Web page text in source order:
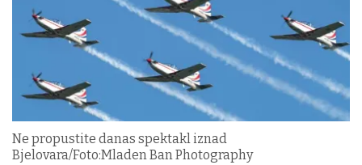
Ne propustite danas spektakl iznad
Bjelovara/Foto:Mladen Ban Photography